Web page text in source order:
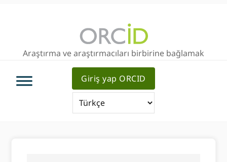
Araştırma ve araştırmacıları birbirine bağlamak
Giriş yap ORCID